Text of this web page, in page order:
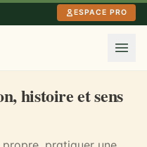
ESPACE PRO
histoire et sens